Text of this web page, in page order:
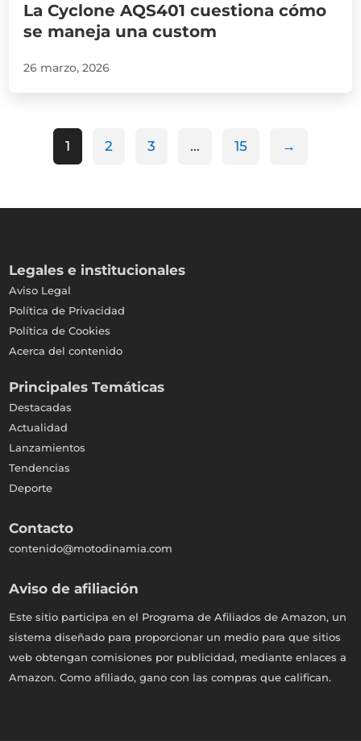
La Cyclone AQS401 cuestiona cómo
se maneja una custom
26 marzo, 2026
1 2 3 … 15 →
Legales e institucionales
Aviso Legal
Política de Privacidad
Política de Cookies
Acerca del contenido
Principales Temáticas
Destacadas
Actualidad
Lanzamientos
Tendencias
Deporte
Contacto
contenido@motodinamia.com
Aviso de afiliación
Este sitio participa en el Programa de Afiliados de Amazon, un
sistema diseñado para proporcionar un medio para que sitios
web obtengan comisiones por publicidad, mediante enlaces a
Amazon. Como afiliado, gano con las compras que califican.